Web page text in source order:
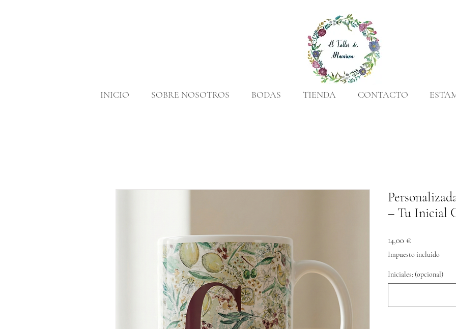
INICIO SOBRE NOSOTROS BODAS TIENDA CONTACTO
– Tu Inicial
14,00 €Precio
Impuesto incluido
Iniciales: (opcional)